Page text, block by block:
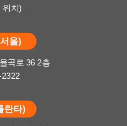
위치)
울)
곡로 36 2층
2322
란타)